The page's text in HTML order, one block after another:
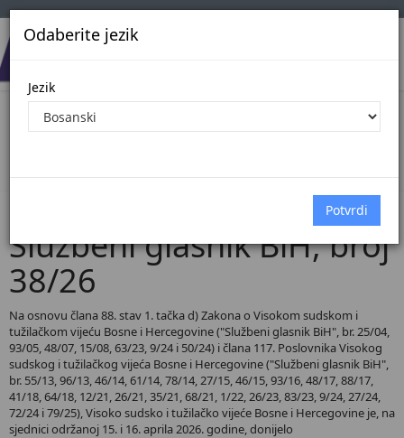
Odaberite jezik
Jezik
Pregled Dokumenata| Broj 38/26
Službeni glasnik BiH, broj
38/26
Na osnovu člana 88. stav 1. tačka d) Zakona o Visokom sudskom i
tužilačkom vijeću Bosne i Hercegovine ("Službeni glasnik BiH", br. 25/04,
93/05, 48/07, 15/08, 63/23, 9/24 i 50/24) i člana 117. Poslovnika Visokog
sudskog i tužilačkog vijeća Bosne i Hercegovine ("Službeni glasnik BiH",
br. 55/13, 96/13, 46/14, 61/14, 78/14, 27/15, 46/15, 93/16, 48/17, 88/17,
41/18, 64/18, 12/21, 26/21, 35/21, 68/21, 1/22, 26/23, 83/23, 9/24, 27/24,
72/24 i 79/25), Visoko sudsko i tužilačko vijeće Bosne i Hercegovine je, na
sjednici održanoj 15. i 16. aprila 2026. godine, donijelo